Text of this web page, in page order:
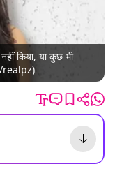
किया, या कुछ भी
realpz)